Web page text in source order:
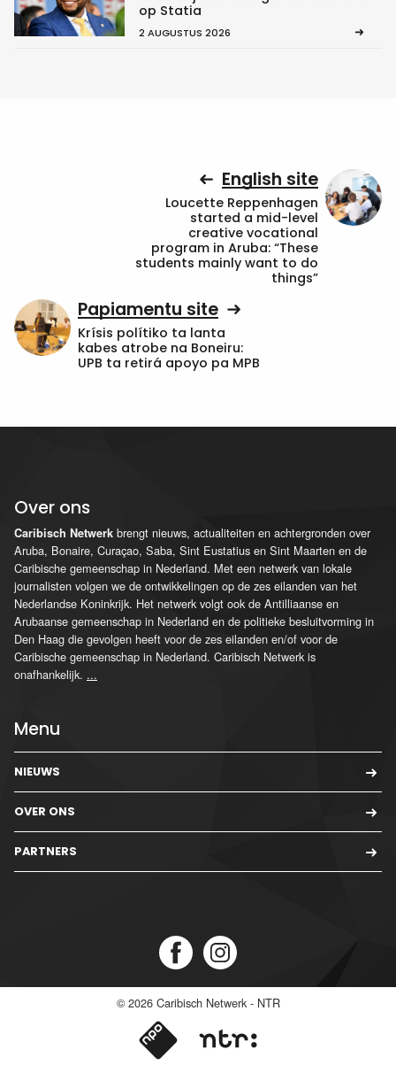
op Statia
2 AUGUSTUS 2026
English site
Loucette Reppenhagen
started a mid-level
creative vocational
program in Aruba: “These
students mainly want to do
things”
Papiamentu site
Krísis polítiko ta lanta
kabes atrobe na Boneiru:
UPB ta retirá apoyo pa MPB
Over ons
Caribisch Netwerk brengt nieuws, actualiteiten en achtergronden over
Aruba, Bonaire, Curaçao, Saba, Sint Eustatius en Sint Maarten en de
Caribische gemeenschap in Nederland. Met een netwerk van lokale
journalisten volgen we de ontwikkelingen op de zes eilanden van het
Nederlandse Koninkrijk. Het netwerk volgt ook de Antilliaanse en
Arubaanse gemeenschap in Nederland en de politieke besluitvorming in
Den Haag die gevolgen heeft voor de zes eilanden en/of voor de
Caribische gemeenschap in Nederland. Caribisch Netwerk is
onafhankelijk. ...
Menu
NIEUWS
OVER ONS
PARTNERS
© 2026 Caribisch Netwerk - NTR